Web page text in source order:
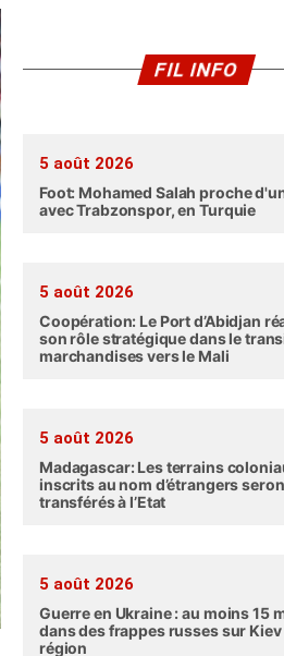
FIL INFO
5 août 2026
Foot: Mohamed Salah proche
avec Trabzonspor, en Turquie
5 août 2026
Coopération: Le Port d’Abidjan
son rôle stratégique dans le
marchandises vers le Mali
5 août 2026
Madagascar: Les terrains
inscrits au nom d’étrangers
transférés à l’Etat
5 août 2026
Guerre en Ukraine : au moins 15
dans des frappes russes sur Kiev
région